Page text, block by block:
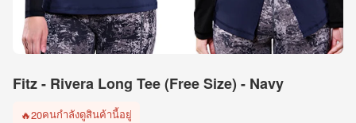
Fitz - Rivera Long Tee (Free Size) - Navy
🔥20คนกำลังดูสินค้านี้อยู่